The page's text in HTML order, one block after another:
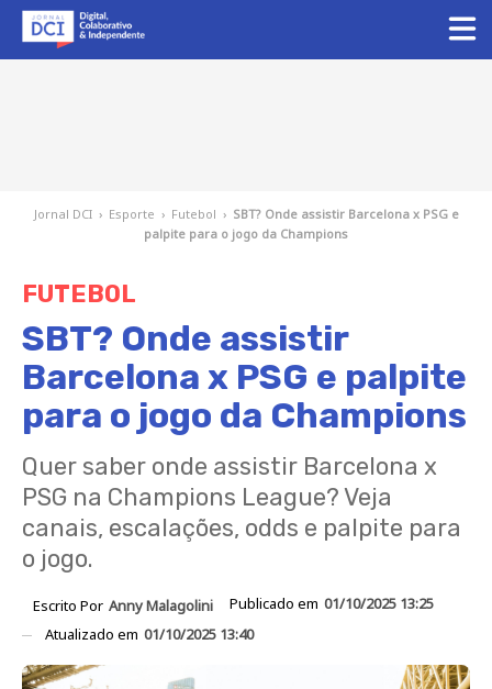
Jornal DCI › Esporte › Futebol › SBT? Onde assistir Barcelona x PSG e
palpite para o jogo da Champions
FUTEBOL
SBT? Onde assistir
Barcelona x PSG e palpite
para o jogo da Champions
Quer saber onde assistir Barcelona x
PSG na Champions League? Veja
canais, escalações, odds e palpite para
o jogo.
Escrito Por Anny Malagolini Publicado em 01/10/2025 13:25
Atualizado em 01/10/2025 13:40